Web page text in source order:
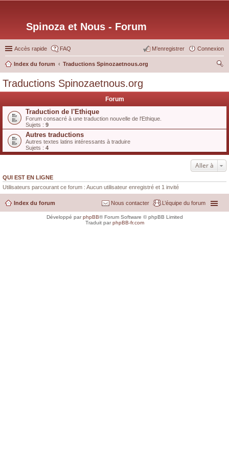
Spinoza et Nous - Forum
Accès rapide FAQ Connexion
M’enregistrer
Index du forum
Traductions Spinozaetnous.org
Traductions Spinozaetnous.org
Forum
Traduction de l'Ethique
Forum consacré à une traduction nouvelle de l'Ethique.
Sujets : 9
Autres traductions
Autres textes latins intéressants à traduire
Sujets : 4
Aller à
QUI EST EN LIGNE
Utilisateurs parcourant ce forum : Aucun utilisateur enregistré et 1 invité
Index du forum L’équipe du forum
Nous contacter
Développé parphpBB® Forum Software © phpBB Limited
Traduit parphpBB-fr.com